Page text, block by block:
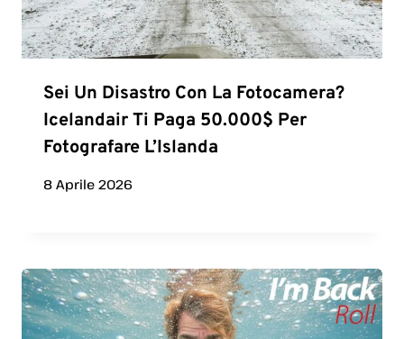
Sei Un Disastro Con La Fotocamera?
Icelandair Ti Paga 50.000$ Per
Fotografare L’Islanda
8 Aprile 2026